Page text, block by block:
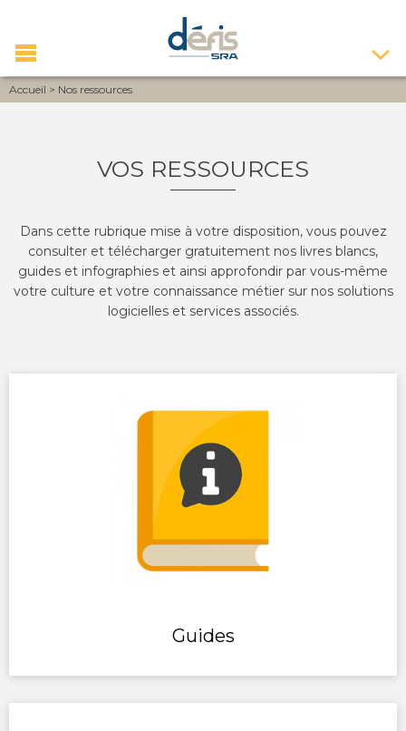
CONSULTING
Accueil > Nos ressources
VOS RESSOURCES
Dans cette rubrique mise à votre disposition, vous pouvez
consulter et télécharger gratuitement nos livres blancs,
guides et infographies et ainsi approfondir par vous-même
votre culture et votre connaissance métier sur nos solutions
logicielles et services associés.
Guides